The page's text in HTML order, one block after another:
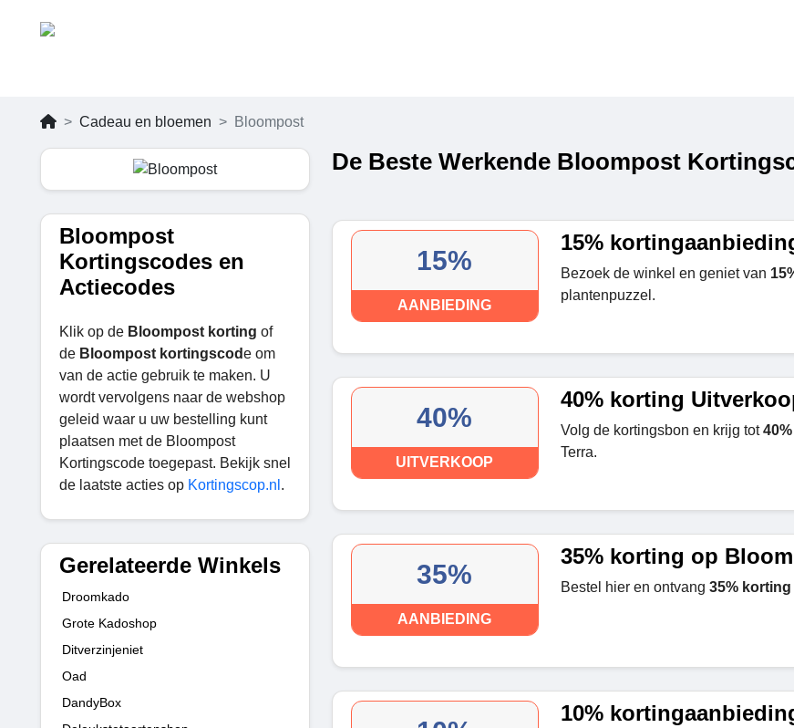
Cadeau en bloemen Bloompost
Bloompost
Kortingscodes en
Actiecodes
Klik op de Bloompost korting of
de Bloompost kortingscode om
van de actie gebruik te maken. U
wordt vervolgens naar de webshop
geleid waar u uw bestelling kunt
plaatsen met de Bloompost
Kortingscode toegepast. Bekijk snel
de laatste acties op Kortingscop.nl .
Gerelateerde Winkels
Droomkado
Grote Kadoshop
Ditverzinjeniet
Oad
DandyBox
De Beste Werkende Bloompost
15%
AANBIEDING
15%
Bezoek de winkel en geniet van
plantenpuzzel.
40%
UITVERKOOP
40% korting
Volg de kortingsbon en krijg tot
Terra.
35%
AANBIEDING
35% korting op
Bestel hier en ontvang 35% korting
10%